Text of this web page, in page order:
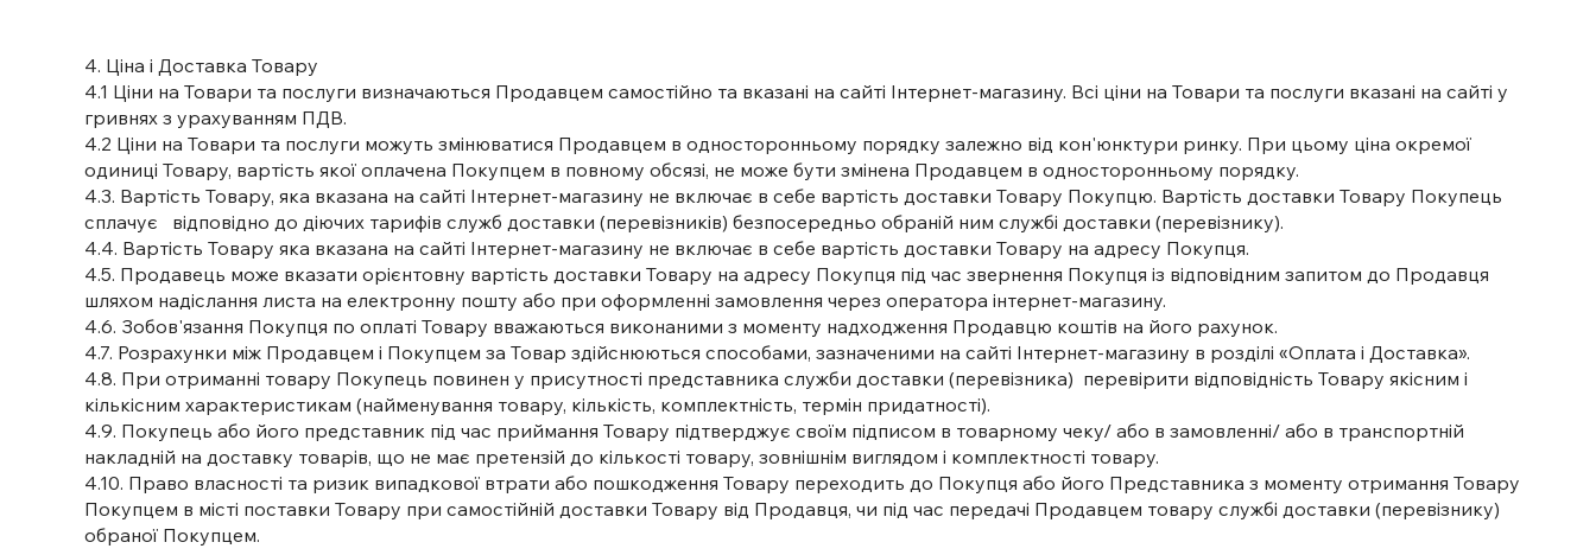
4. Ціна і Доставка Товару
4.1 Ціни на Товари та послуги визначаються Продавцем самостійно та вказані на сайті Інтернет-магазину. Всі ціни на Товари та послуги вказані на сайті у
гривнях з урахуванням ПДВ.
4.2 Ціни на Товари та послуги можуть змінюватися Продавцем в односторонньому порядку залежно від кон'юнктури ринку. При цьому ціна окремої
одиниці Товару, вартість якої оплачена Покупцем в повному обсязі, не може бути змінена Продавцем в односторонньому порядку.
4.3. Вартість Товару, яка вказана на сайті Інтернет-магазину не включає в себе вартість доставки Товару Покупцю. Вартість доставки Товару Покупець
сплачує відповідно до діючих тарифів служб доставки (перевізників) безпосередньо обраній ним службі доставки (перевізнику).
4.4. Вартість Товару яка вказана на сайті Інтернет-магазину не включає в себе вартість доставки Товару на адресу Покупця.
4.5. Продавець може вказати орієнтовну вартість доставки Товару на адресу Покупця під час звернення Покупця із відповідним запитом до Продавця
шляхом надіслання листа на електронну пошту або при оформленні замовлення через оператора інтернет-магазину.
4.6. Зобов'язання Покупця по оплаті Товару вважаються виконаними з моменту надходження Продавцю коштів на його рахунок.
4.7. Розрахунки між Продавцем і Покупцем за Товар здійснюються способами, зазначеними на сайті Інтернет-магазину в розділі «Оплата і Доставка».
4.8. При отриманні товару Покупець повинен у присутності представника служби доставки (перевізника) перевірити відповідність Товару якісним і
кількісним характеристикам (найменування товару, кількість, комплектність, термін придатності).
4.9. Покупець або його представник під час приймання Товару підтверджує своїм підписом в товарному чеку/ або в замовленні/ або в транспортній
накладній на доставку товарів, що не має претензій до кількості товару, зовнішнім виглядом і комплектності товару.
4.10. Право власності та ризик випадкової втрати або пошкодження Товару переходить до Покупця або його Представника з моменту отримання Товару
Покупцем в місті поставки Товару при самостійній доставки Товару від Продавця, чи під час передачі Продавцем товару службі доставки (перевізнику)
обраної Покупцем.